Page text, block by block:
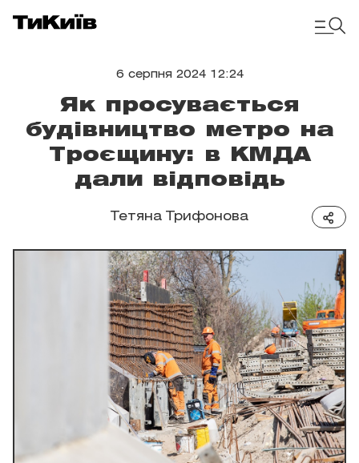
6 серпня 2024 12:24
Як просувається
будівництво метро на
Троєщину: в КМДА
дали відповідь
Тетяна Трифонова